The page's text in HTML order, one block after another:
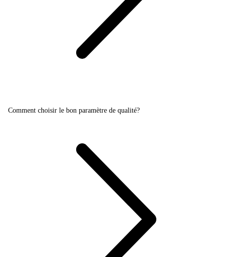
Comment choisir le bon paramètre de qualité?